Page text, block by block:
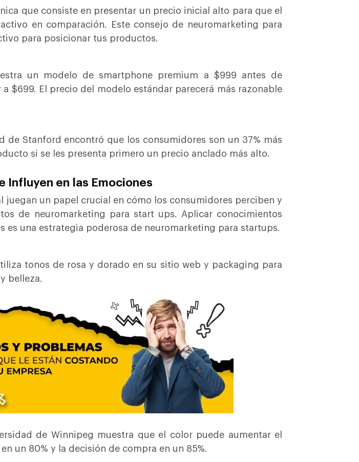
que consiste en presentar un precio inicial alto para que el
en comparación. Este consejo de neuromarketing para
para posicionar tus productos.
un modelo de smartphone premium a $999 antes de
$699. El precio del modelo estándar parecerá más razonable
de Stanford encontró que los consumidores son un 37% más
si se les presenta primero un precio anclado más alto.
Influyen en las Emociones
juegan un papel crucial en cómo los consumidores perciben y
de neuromarketing para start ups. Aplicar conocimientos
es una estrategia poderosa de neuromarketing para startups.
tonos de rosa y dorado en su sitio web y packaging para
belleza.
de Winnipeg muestra que el color puede aumentar el
un 80% y la decisión de compra en un 85%.